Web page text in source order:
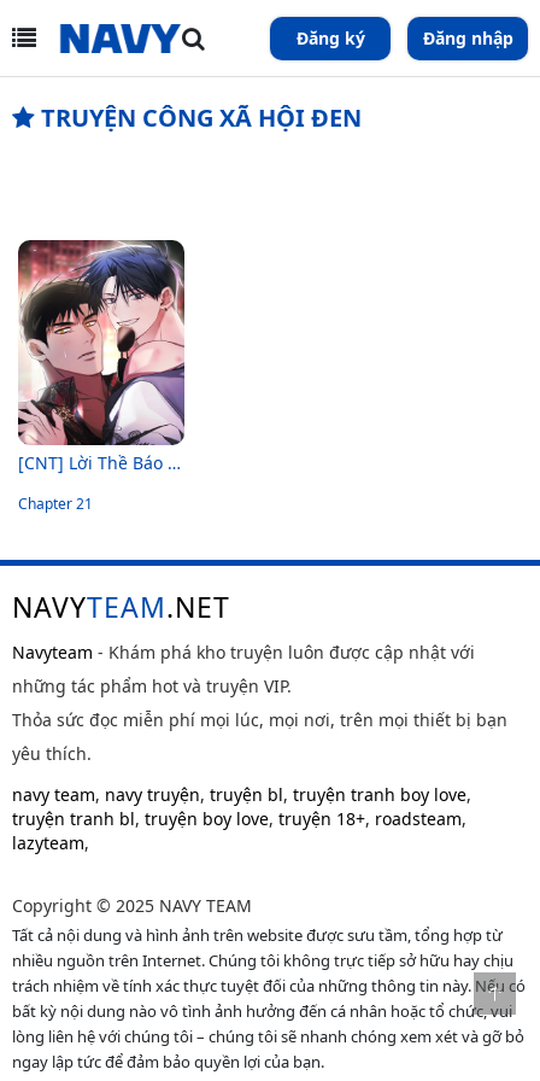
Đăng ký Đăng nhập
TRUYỆN CÔNG XÃ HỘI ĐEN
[CNT] Lời Thề Báo Thù
Chapter 21
NAVYTEAM.NET
Navyteam - Khám phá kho truyện luôn được cập nhật với
những tác phẩm hot và truyện VIP.
Thỏa sức đọc miễn phí mọi lúc, mọi nơi, trên mọi thiết bị bạn
yêu thích.
navy team, navy truyện, truyện bl, truyện tranh boy love,
truyện tranh bl, truyện boy love, truyện 18+, roadsteam,
lazyteam,
Copyright © 2025 NAVY TEAM
Tất cả nội dung và hình ảnh trên website được sưu tầm, tổng hợp từ
nhiều nguồn trên Internet. Chúng tôi không trực tiếp sở hữu hay chịu
trách nhiệm về tính xác thực tuyệt đối của những thông tin này. Nếu có
bất kỳ nội dung nào vô tình ảnh hưởng đến cá nhân hoặc tổ chức, vui
lòng liên hệ với chúng tôi – chúng tôi sẽ nhanh chóng xem xét và gỡ bỏ
ngay lập tức để đảm bảo quyền lợi của bạn.